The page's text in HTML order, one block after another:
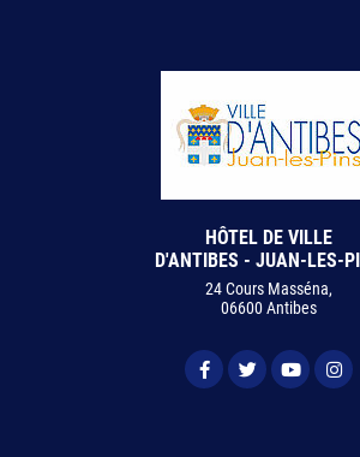
HÔTEL DE VILLE
D'ANTIBES - JUAN-LES-
24 Cours Masséna,
06600 Antibes